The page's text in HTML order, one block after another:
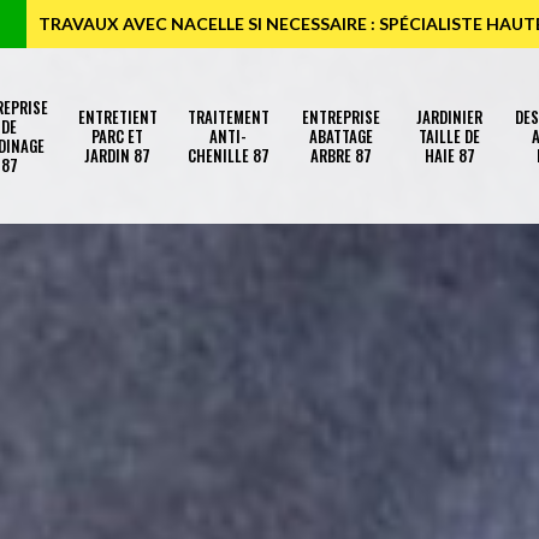
TRAVAUX AVEC NACELLE SI NECESSAIRE : SPÉCIALISTE
DE
87
ENTRETIENT
PARC ET
JARDIN 87
TRAITEMENT
ANTI-
CHENILLE 87
ENTREPRISE
ABATTAGE
ARBRE 87
JARDINIER
TAILLE DE
HAIE 87